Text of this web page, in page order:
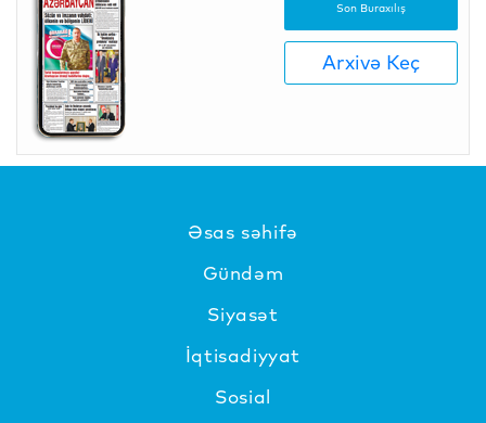
Son Buraxılış
Arxivə Keç
Əsas səhifə
Gündəm
Siyasət
İqtisadiyyat
Sosial